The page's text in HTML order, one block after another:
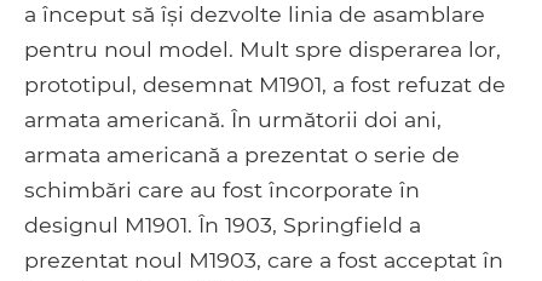
a început să își dezvolte linia de asamblare
pentru noul model. Mult spre disperarea lor,
prototipul, desemnat M1901, a fost refuzat de
armata americană. În următorii doi ani,
armata americană a prezentat o serie de
schimbări care au fost încorporate în
designul M1901. În 1903, Springfield a
prezentat noul M1903, care a fost acceptat în